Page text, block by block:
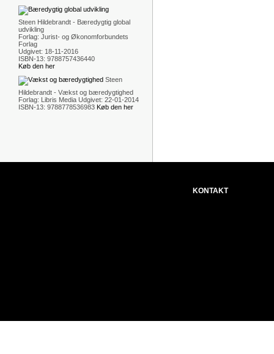
Steen Hildebrandt - Bæredygtig global
udvikling
Forlag: Jurist- og Økonomforbundets
Forlag
Udgivet: 18-11-2016
ISBN-13: 9788757436440
Køb den her
Steen
Hildebrandt - Vækst og bæredygtighed
Forlag: Libris Media Udgivet: 22-01-2014
ISBN-13: 9788778536983 Køb den her
KONTAKT